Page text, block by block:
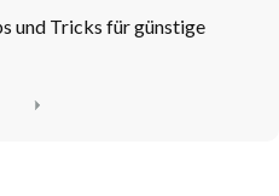
und Tricks für günstige
N